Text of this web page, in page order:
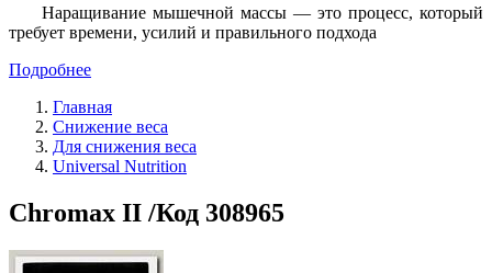
Наращивание мышечной массы — это процесс, который
требует времени, усилий и правильного подхода
Подробнее
Главная
Снижение веса
Для снижения веса
Universal Nutrition
Chromax II /Код 308965